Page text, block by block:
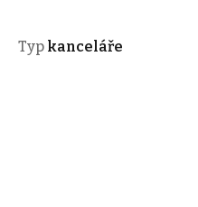
Typ kanceláře